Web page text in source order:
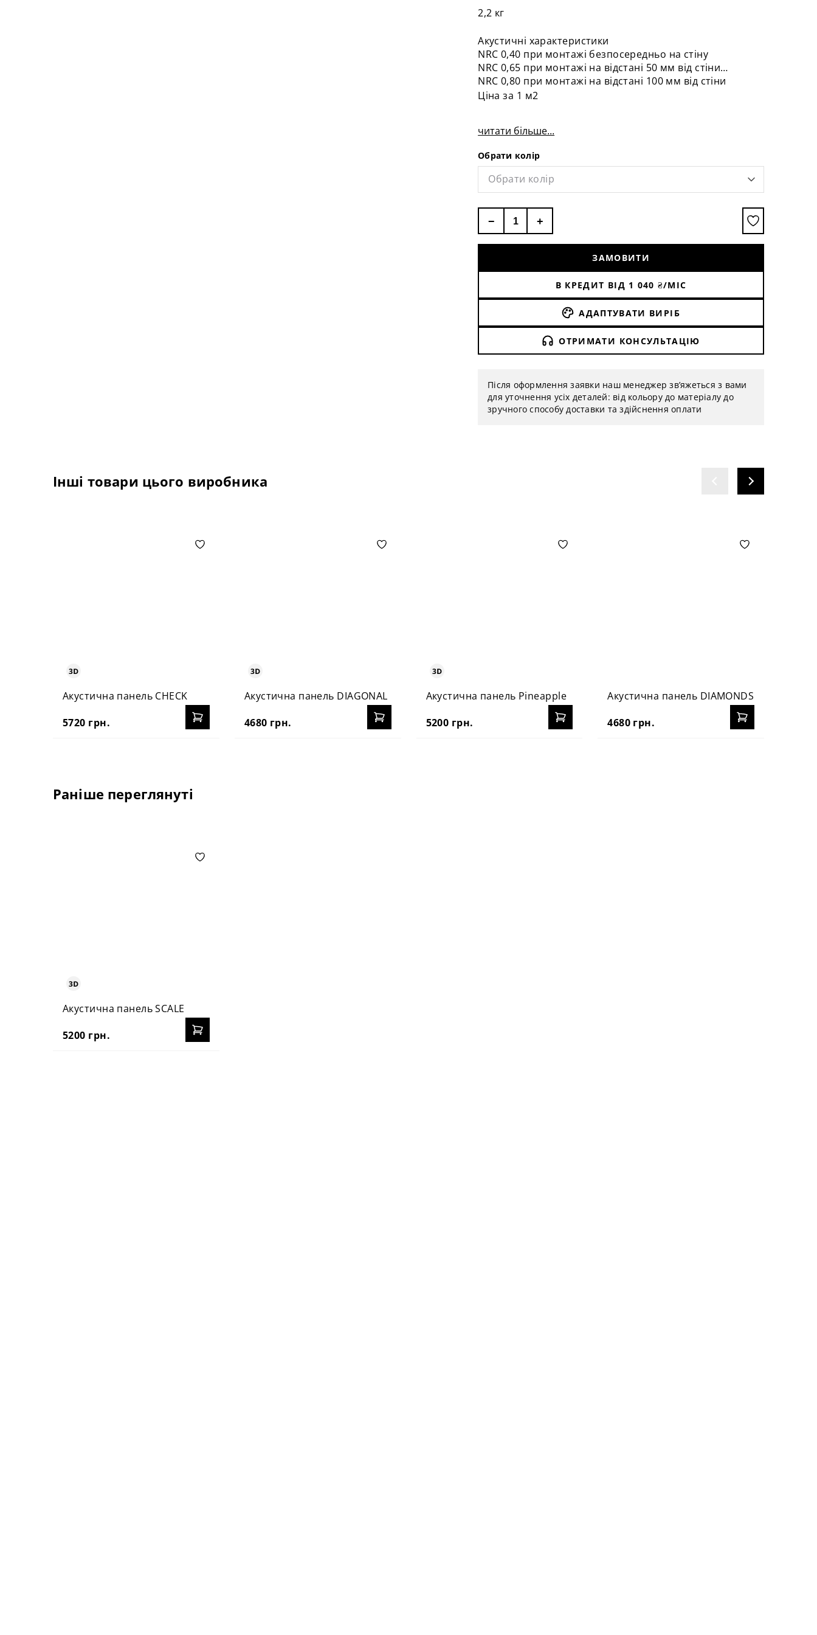
2,2 кг
Акустичні характеристики
NRC 0,40 при монтажі безпосередньо на стіну
NRC 0,65 при монтажі на відстані 50 мм від стіни
NRC 0,80 при монтажі на відстані 100 мм від стіни
Ціна за 1 м2
читати більше...
Обрати колір
Обрати колір
− +
ЗАМОВИТИ
В КРЕДИТ ВІД 1 040 ₴/МІС
АДАПТУВАТИ ВИРІБ
ОТРИМАТИ КОНСУЛЬТАЦІЮ
Після оформлення заявки наш менеджер зв’яжеться з вами
для уточнення усіх деталей: від кольору до матеріалу до
зручного способу доставки та здійснення оплати
Інші товари цього виробника
Акустична панель СHECK
5720 грн.
Акустична панель DIAGONAL
4680 грн.
Акустична панель Pineapple
5200 грн.
Акустична панель DIAMONDS
4680 грн.
Раніше переглянуті
Акустична панель SCALE
5200 грн.